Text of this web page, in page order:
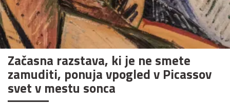
Začasna razstava, ki je ne smete
zamuditi, ponuja vpogled v Picassov
svet v mestu sonca